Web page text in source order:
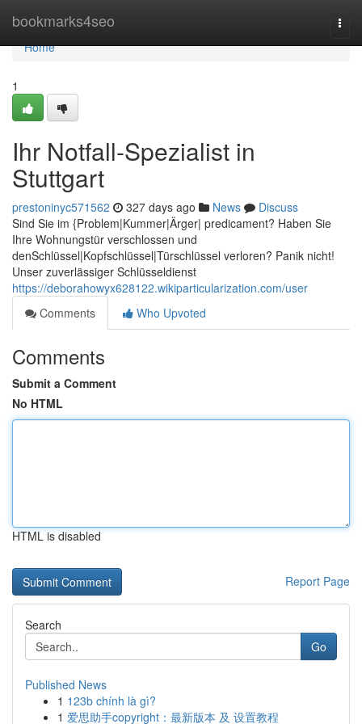
bookmarks4seo
Home
Home
1
Ihr Notfall-Spezialist in
Stuttgart
prestoninyc571562 327 days ago News
Discuss
Sind Sie im {Problem|Kummer|Ärger| predicament? Haben Sie
Ihre Wohnungstür verschlossen und
denSchlüssel|Kopfschlüssel|Türschlüssel verloren? Panik nicht!
Unser zuverlässiger Schlüsseldienst
https://deborahowyx628122.wikiparticularization.com/user
Comments
Who Upvoted
Comments
Submit a Comment
No HTML
HTML is disabled
Report Page
Search
Go
Published News
1 123b chính là gì?
1 爱思助手copyright：最新版本 及 设置教程